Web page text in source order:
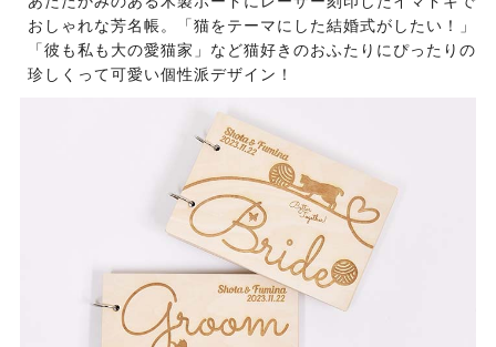
おしゃれな芳名帳。「猫をテーマにした結婚式がしたい！」
「彼も私も大の愛猫家」など猫好きのおふたりにぴったりの
珍しくって可愛い個性派デザイン！